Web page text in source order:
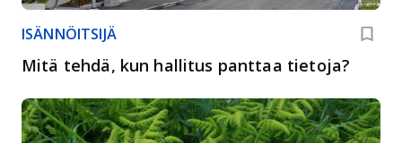
ISÄNNÖITSIJÄ
Mitä tehdä, kun hallitus panttaa tietoja?